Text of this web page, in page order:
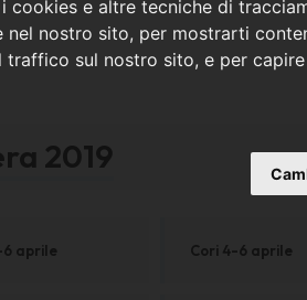
cookies e altre tecniche di
nel nostro sito, per mostrarti
traffico sul nostro sito, e per
2019
aprile Cori 4-6 aprile